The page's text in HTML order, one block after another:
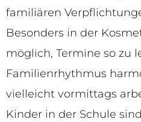
familiären
Besonders in der
möglich, Termine so zu
Familienrhythmus
vielleicht vormittags
Kinder in der Schule